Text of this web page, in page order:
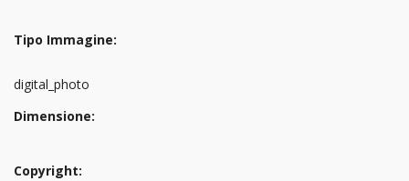
Tipo Immagine:
digital_photo
Dimensione:
Copyright: